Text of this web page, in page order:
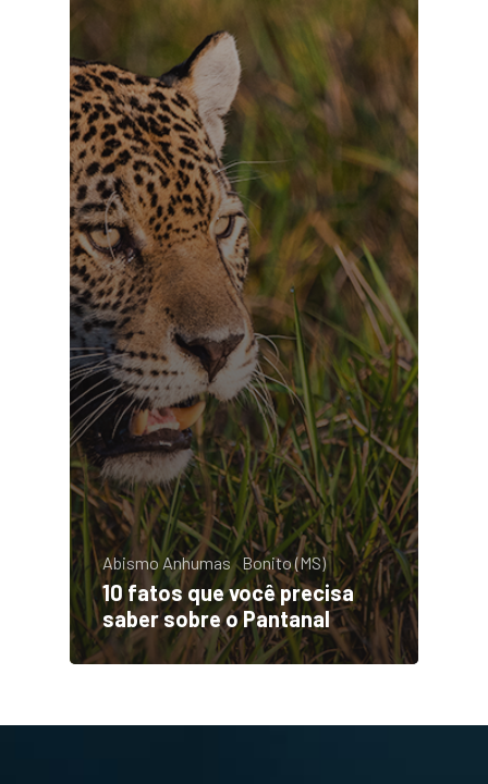
Abismo Anhumas Bonito (MS)
10 fatos que você precisa
saber sobre o Pantanal